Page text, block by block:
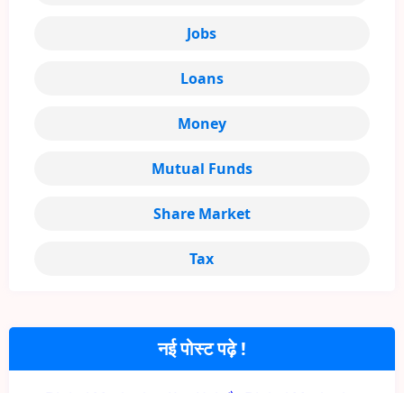
नई पोस्ट पढ़े !
Jobs
Loans
Money
Mutual Funds
Share Market
Tax